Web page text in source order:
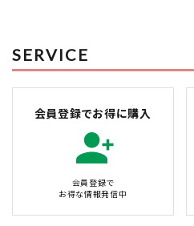
SERVICE
会員登録でお得に購入
会員登録で
お得な情報発信中